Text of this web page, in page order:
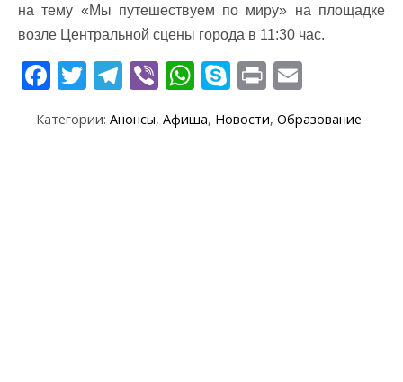
на тему «Мы путешествуем по миру» на площадке
возле Центральной сцены города в 11:30 час.
F
e
T
itt
T
e
Vi
b
er
W
at
S
y
Pr
in
t ai
Категории: Анонсы, Афиша, Новости, Образование